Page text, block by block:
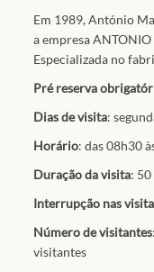
Em 1989, António
a empresa
Especializada no
Pré reserva
Dias de visita:
Horário: das 08h30
Duração da visita:
Interrupção nas
Número de visitantes
visitantes